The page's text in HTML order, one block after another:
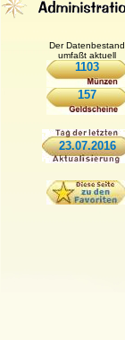
Der Datenbestand
umfaßt aktuell
1103
157
23.07.2016